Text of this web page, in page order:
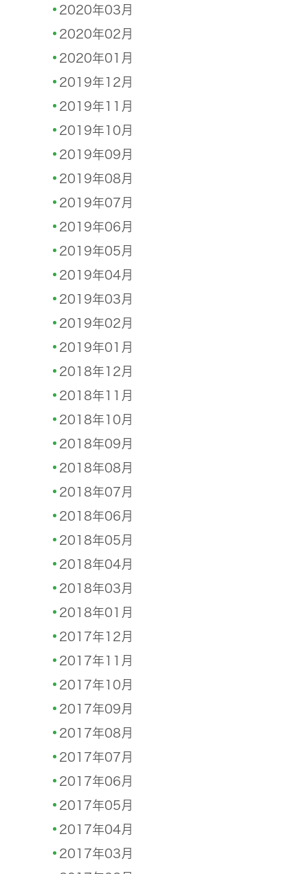
2020年03月
2020年02月
2020年01月
2019年12月
2019年11月
2019年10月
2019年09月
2019年08月
2019年07月
2019年06月
2019年05月
2019年04月
2019年03月
2019年02月
2019年01月
2018年12月
2018年11月
2018年10月
2018年09月
2018年08月
2018年07月
2018年06月
2018年05月
2018年04月
2018年03月
2018年01月
2017年12月
2017年11月
2017年10月
2017年09月
2017年08月
2017年07月
2017年06月
2017年05月
2017年04月
2017年03月